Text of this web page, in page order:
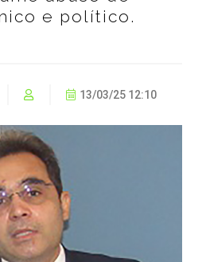
e político.
13/03/25 12:10